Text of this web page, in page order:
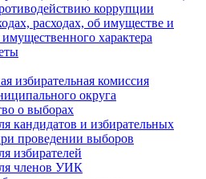
коррупции
расходах, об имуществе и
имущественного характера
избирательная комиссия
округа
о выборах
кандидатов и избирательных
проведении выборов
избирателей
членов УИК